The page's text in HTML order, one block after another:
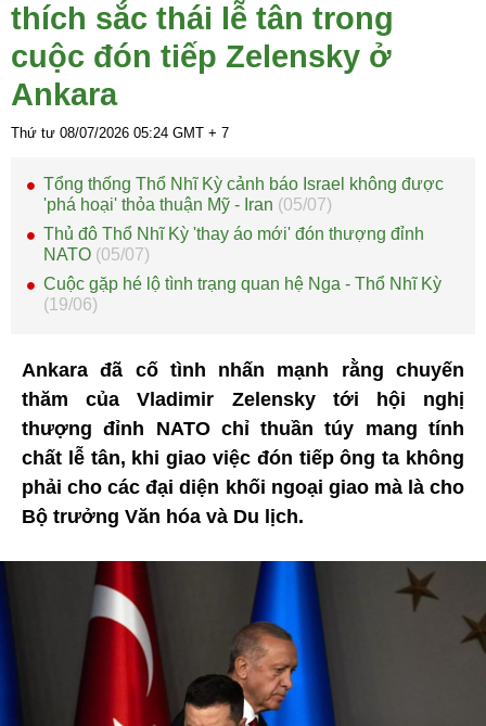
thích sắc thái lễ tân trong
cuộc đón tiếp Zelensky ở
Ankara
Thứ tư 08/07/2026 05:24 GMT + 7
Tổng thống Thổ Nhĩ Kỳ cảnh báo Israel không được
'phá hoại' thỏa thuận Mỹ - Iran (05/07)
Thủ đô Thổ Nhĩ Kỳ 'thay áo mới' đón thượng đỉnh
NATO (05/07)
Cuộc gặp hé lộ tình trạng quan hệ Nga - Thổ Nhĩ Kỳ
(19/06)
Ankara đã cố tình nhấn mạnh rằng chuyến
thăm của Vladimir Zelensky tới hội nghị
thượng đỉnh NATO chỉ thuần túy mang tính
chất lễ tân, khi giao việc đón tiếp ông ta không
phải cho các đại diện khối ngoại giao mà là cho
Bộ trưởng Văn hóa và Du lịch.